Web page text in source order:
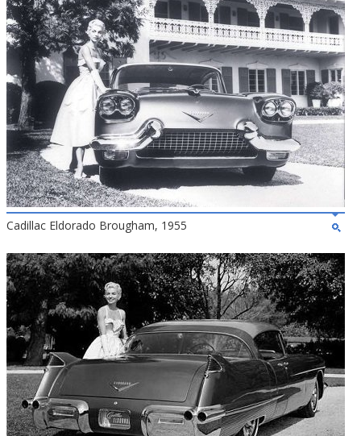
Cadillac Eldorado Brougham, 1955